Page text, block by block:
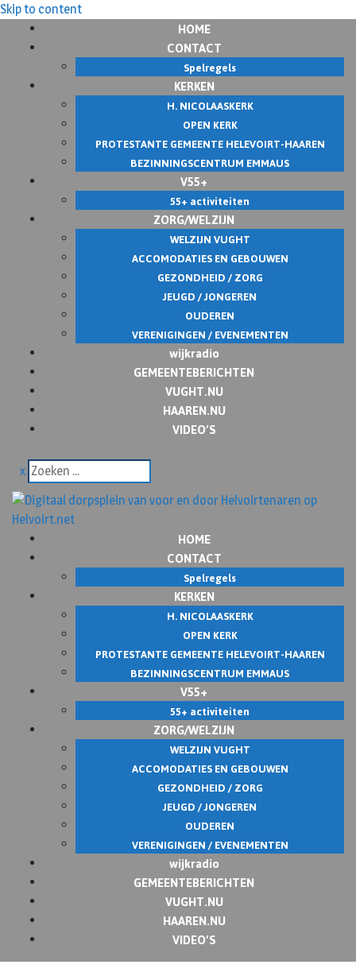
Skip to content
HOME
CONTACT
Spelregels
KERKEN
H. NICOLAASKERK
OPEN KERK
PROTESTANTE GEMEENTE HELEVOIRT-HAAREN
BEZINNINGSCENTRUM EMMAUS
V55+
55+ activiteiten
ZORG/WELZIJN
WELZIJN VUGHT
ACCOMODATIES EN GEBOUWEN
GEZONDHEID / ZORG
JEUGD / JONGEREN
OUDEREN
VERENIGINGEN / EVENEMENTEN
wijkradio
GEMEENTEBERICHTEN
VUGHT.NU
HAAREN.NU
VIDEO’S
x
HOME
CONTACT
Spelregels
KERKEN
H. NICOLAASKERK
OPEN KERK
PROTESTANTE GEMEENTE HELEVOIRT-HAAREN
BEZINNINGSCENTRUM EMMAUS
V55+
55+ activiteiten
ZORG/WELZIJN
WELZIJN VUGHT
ACCOMODATIES EN GEBOUWEN
GEZONDHEID / ZORG
JEUGD / JONGEREN
OUDEREN
VERENIGINGEN / EVENEMENTEN
wijkradio
GEMEENTEBERICHTEN
VUGHT.NU
HAAREN.NU
VIDEO’S